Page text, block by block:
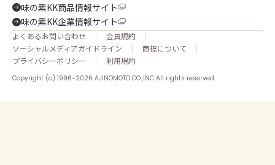
味の素KK商品情報サイト
味の素KK企業情報サイト
よくあるお問い合わせ
会員規約
ソーシャルメディアガイドライン
商標について
プライバシーポリシー
利用規約
Copyright (c) 1996-2026 AJINOMOTO CO.,INC All rights reserved.